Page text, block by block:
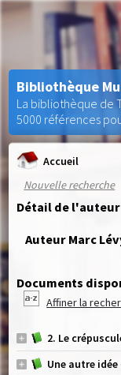
Accueil
Nouvelle recherche
Détail de l'auteur
Auteur Marc
Documents
Affiner la
2. Le
Une autre
Bibliothèque
La bibliothèque de
5000 références